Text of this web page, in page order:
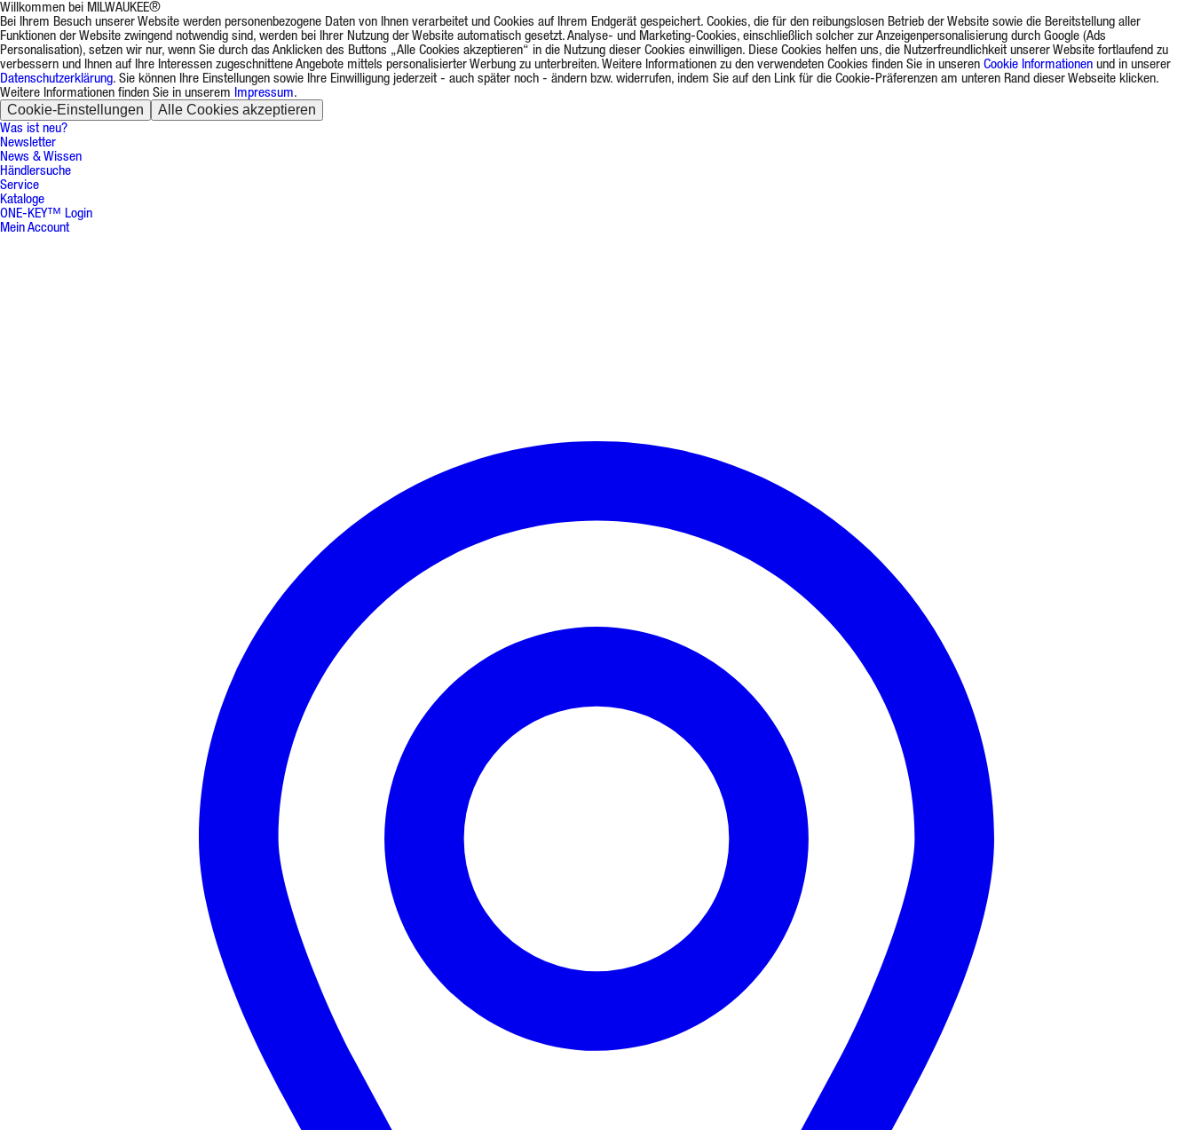
Willkommen bei MILWAUKEE®
Bei Ihrem Besuch unserer Website werden personenbezogene Daten von Ihnen verarbeitet und Cookies auf Ihrem Endgerät gespeichert. Cookies, die für den reibungslosen Betrieb der Website sowie die Bereitstellung aller
Funktionen der Website zwingend notwendig sind, werden bei Ihrer Nutzung der Website automatisch gesetzt. Analyse- und Marketing-Cookies, einschließlich solcher zur Anzeigenpersonalisierung durch Google (Ads
Personalisation), setzen wir nur, wenn Sie durch das Anklicken des Buttons „Alle Cookies akzeptieren“ in die Nutzung dieser Cookies einwilligen. Diese Cookies helfen uns, die Nutzerfreundlichkeit unserer Website fortlaufend zu
verbessern und Ihnen auf Ihre Interessen zugeschnittene Angebote mittels personalisierter Werbung zu unterbreiten. Weitere Informationen zu den verwendeten Cookies finden Sie in unseren Cookie Informationen und in unserer
Datenschutzerklärung. Sie können Ihre Einstellungen sowie Ihre Einwilligung jederzeit - auch später noch - ändern bzw. widerrufen, indem Sie auf den Link für die Cookie-Präferenzen am unteren Rand dieser Webseite klicken.
Weitere Informationen finden Sie in unserem Impressum.
Cookie-Einstellungen Alle Cookies akzeptieren
Was ist neu?
Newsletter
News & Wissen
Händlersuche
Service
Kataloge
ONE-KEY™ Login
Mein Account